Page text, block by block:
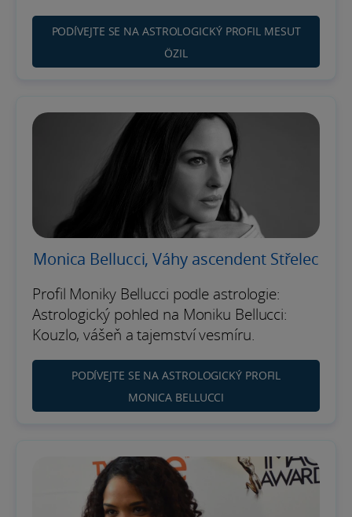
PODÍVEJTE SE NA ASTROLOGICKÝ PROFIL MESUT
ÖZIL
Monica Bellucci, Váhy ascendent Střelec
Profil Moniky Bellucci podle astrologie:
Astrologický pohled na Moniku Bellucci:
Kouzlo, vášeň a tajemství vesmíru.
PODÍVEJTE SE NA ASTROLOGICKÝ PROFIL
MONICA BELLUCCI